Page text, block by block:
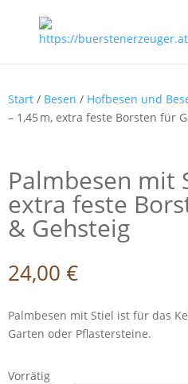
Start / Besen / Hofbesen und
– 1,45 m, extra feste Borsten für
Palmbesen mit
extra feste
& Gehsteig
24,00 €
Palmbesen mit Stiel ist für das
Garten oder Pflastersteine.
Vorrätig